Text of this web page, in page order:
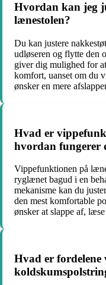
Hvordan kan jeg
lænestolen?
Du kan justere
udløseren og flytte den
giver dig mulighed for
komfort, uanset om du
ønsker en mere
Hvad er
hvordan fungerer
Vippefunktionen på
ryglænet bagud i en
mekanisme kan du
den mest komfortable
ønsker at slappe af,
Hvad er fordelene